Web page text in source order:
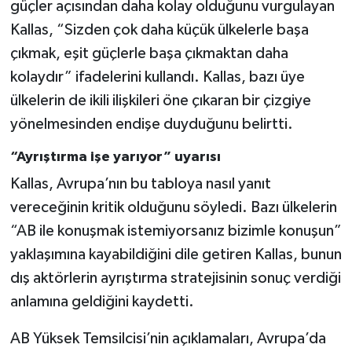
güçler açısından daha kolay olduğunu vurgulayan
Kallas, “Sizden çok daha küçük ülkelerle başa
çıkmak, eşit güçlerle başa çıkmaktan daha
kolaydır” ifadelerini kullandı. Kallas, bazı üye
ülkelerin de ikili ilişkileri öne çıkaran bir çizgiye
yönelmesinden endişe duyduğunu belirtti.
“Ayrıştırma işe yarıyor” uyarısı
Kallas, Avrupa’nın bu tabloya nasıl yanıt
vereceğinin kritik olduğunu söyledi. Bazı ülkelerin
“AB ile konuşmak istemiyorsanız bizimle konuşun”
yaklaşımına kayabildiğini dile getiren Kallas, bunun
dış aktörlerin ayrıştırma stratejisinin sonuç verdiği
anlamına geldiğini kaydetti.
AB Yüksek Temsilcisi’nin açıklamaları, Avrupa’da